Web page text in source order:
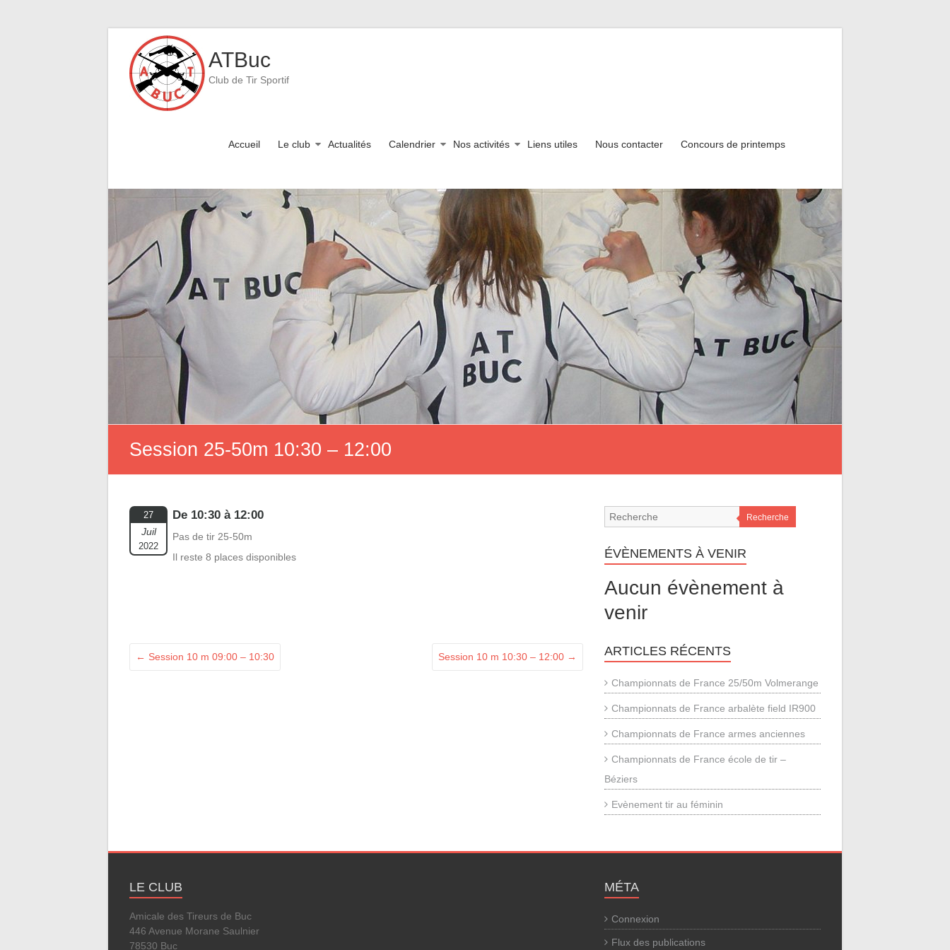
content
ATBuc
Club de Tir Sportif
Accueil Le club Actualités Calendrier Nos activités Liens utiles Nous contacter Concours de printemps
Session 25-50m 10:30 – 12:00
27
Juil
2022
De 10:30 à 12:00
Pas de tir 25-50m
Il reste 8 places disponibles
← Session 10 m 09:00 – 10:30 Session 10 m 10:30 – 12:00 →
Recherche
ÉVÈNEMENTS À VENIR
Aucun évènement à
venir
ARTICLES RÉCENTS
Championnats de France 25/50m Volmerange
Championnats de France arbalète field IR900
Championnats de France armes anciennes
Championnats de France école de tir –
Béziers
Evènement tir au féminin
LE CLUB
Amicale des Tireurs de Buc
446 Avenue Morane Saulnier
78530 Buc
MÉTA
Connexion
Flux des publications